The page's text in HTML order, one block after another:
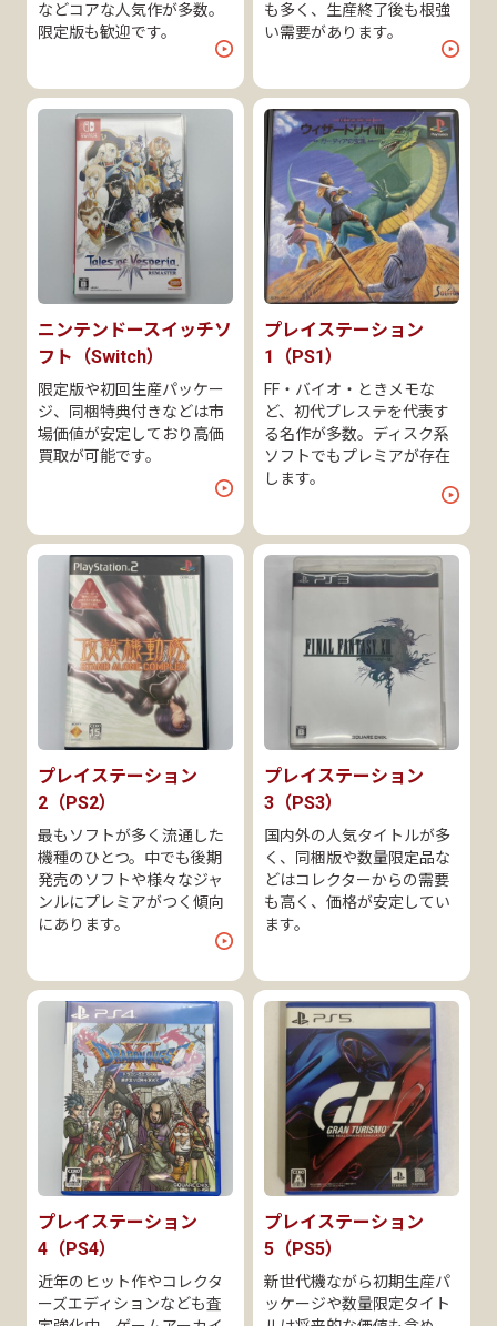
などコアな人気作が多数。
限定版も歓迎です。
も多く、生産終了後も根強
い需要があります。
ニンテンドースイッチソ
フト（Switch）
限定版や初回生産パッケー
ジ、同梱特典付きなどは市
場価値が安定しており高価
買取が可能です。
プレイステーション
1（PS1）
FF・バイオ・ときメモな
ど、初代プレステを代表す
る名作が多数。ディスク系
ソフトでもプレミアが存在
します。
プレイステーション
2（PS2）
最もソフトが多く流通した
機種のひとつ。中でも後期
発売のソフトや様々なジャ
ンルにプレミアがつく傾向
にあります。
プレイステーション
3（PS3）
国内外の人気タイトルが多
く、同梱版や数量限定品な
どはコレクターからの需要
も高く、価格が安定してい
ます。
プレイステーション
4（PS4）
近年のヒット作やコレクタ
ーズエディションなども査
プレイステーション
5（PS5）
新世代機ながら初期生産パ
ッケージや数量限定タイト